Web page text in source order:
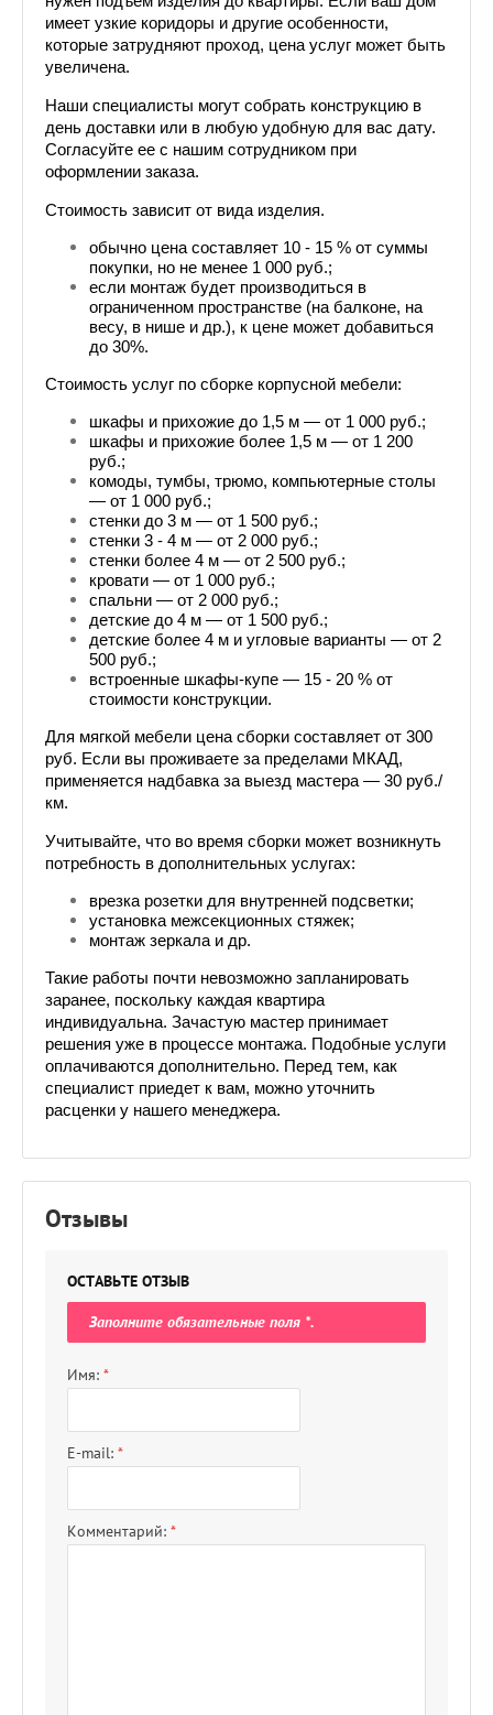
имеет узкие коридоры и другие особенности,
которые затрудняют проход, цена услуг может быть
увеличена.
Наши специалисты могут собрать конструкцию в
день доставки или в любую удобную для вас дату.
Согласуйте ее с нашим сотрудником при
оформлении заказа.
Стоимость зависит от вида изделия.
обычно цена составляет 10 - 15 % от суммы
покупки, но не менее 1 000 руб.;
если монтаж будет производиться в
ограниченном пространстве (на балконе, на
весу, в нише и др.), к цене может добавиться
до 30%.
Стоимость услуг по сборке корпусной мебели:
шкафы и прихожие до 1,5 м — от 1 000 руб.;
шкафы и прихожие более 1,5 м — от 1 200
руб.;
комоды, тумбы, трюмо, компьютерные столы
— от 1 000 руб.;
стенки до 3 м — от 1 500 руб.;
стенки 3 - 4 м — от 2 000 руб.;
стенки более 4 м — от 2 500 руб.;
кровати — от 1 000 руб.;
спальни — от 2 000 руб.;
детские до 4 м — от 1 500 руб.;
детские более 4 м и угловые варианты — от 2
500 руб.;
встроенные шкафы-купе — 15 - 20 % от
стоимости конструкции.
Для мягкой мебели цена сборки составляет от 300
руб. Если вы проживаете за пределами МКАД,
применяется надбавка за выезд мастера — 30 руб./
км.
Учитывайте, что во время сборки может возникнуть
потребность в дополнительных услугах:
врезка розетки для внутренней подсветки;
установка межсекционных стяжек;
монтаж зеркала и др.
Такие работы почти невозможно запланировать
заранее, поскольку каждая квартира
индивидуальна. Зачастую мастер принимает
решения уже в процессе монтажа. Подобные услуги
оплачиваются дополнительно. Перед тем, как
специалист приедет к вам, можно уточнить
расценки у нашего менеджера.
Отзывы
ОСТАВЬТЕ ОТЗЫВ
Заполните обязательные поля *.
Имя: *
E-mail: *
Комментарий: *